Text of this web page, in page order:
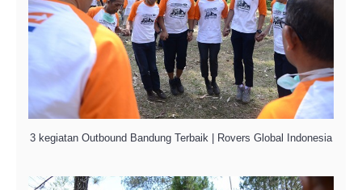
3 kegiatan Outbound Bandung Terbaik | Rovers Global Indonesia